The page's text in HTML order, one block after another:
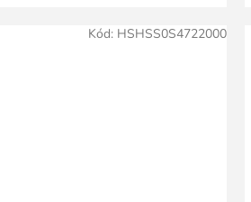
Kód: HSHSS0S4722000